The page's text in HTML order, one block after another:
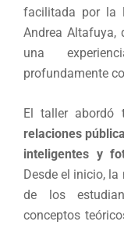
facilitada por la
Andrea Altafuya,
una
profundamente
El taller abordó
relaciones
inteligentes y
Desde el inicio,
de los
conceptos